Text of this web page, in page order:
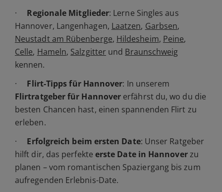
· Regionale Mitglieder: Lerne Singles aus
Hannover, Langenhagen, Laatzen, Garbsen,
Neustadt am Rübenberge, Hildesheim, Peine,
Celle, Hameln, Salzgitter und Braunschweig
kennen.
· Flirt-Tipps für Hannover: In unserem
Flirtratgeber für Hannover erfährst du, wo du die
besten Chancen hast, einen spannenden Flirt zu
erleben.
· Erfolgreich beim ersten Date: Unser Ratgeber
hilft dir, das perfekte erste Date in Hannoverzu
planen – vom romantischen Spaziergang bis zum
aufregenden Erlebnis-Date.